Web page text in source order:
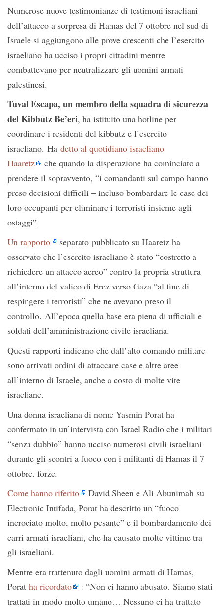
Numerose nuove testimonianze di testimoni israeliani
dell’attacco a sorpresa di Hamas del 7 ottobre nel sud di
Israele si aggiungono alle prove crescenti che l’esercito
israeliano ha ucciso i propri cittadini mentre
combattevano per neutralizzare gli uomini armati
palestinesi.
Tuval Escapa, un membro della squadra di sicurezza
del Kibbutz Be’eri, ha istituito una hotline per
coordinare i residenti del kibbutz e l’esercito
israeliano. Ha detto al quotidiano israeliano
Haaretz
che quando la disperazione ha cominciato a
prendere il sopravvento, “i comandanti sul campo hanno
preso decisioni difficili – incluso bombardare le case dei
loro occupanti per eliminare i terroristi insieme agli
ostaggi”.
Un rapporto
separato pubblicato su Haaretz ha
osservato che l’esercito israeliano è stato “costretto a
richiedere un attacco aereo” contro la propria struttura
all’interno del valico di Erez verso Gaza “al fine di
respingere i terroristi” che ne avevano preso il
controllo. All’epoca quella base era piena di ufficiali e
soldati dell’amministrazione civile israeliana.
Questi rapporti indicano che dall’alto comando militare
sono arrivati ​​ordini di attaccare case e altre aree
all’interno di Israele, anche a costo di molte vite
israeliane.
Una donna israeliana di nome Yasmin Porat ha
confermato in un’intervista con Israel Radio che i militari
“senza dubbio” hanno ucciso numerosi civili israeliani
durante gli scontri a fuoco con i militanti di Hamas il 7
ottobre. forze.
Come hanno riferito
David Sheen e Ali Abunimah su
Electronic Intifada, Porat ha descritto un “fuoco
incrociato molto, molto pesante” e il bombardamento dei
carri armati israeliani, che ha causato molte vittime tra
gli israeliani.
Mentre era trattenuto dagli uomini armati di Hamas,
Porat ha ricordato
: “Non ci hanno abusato. Siamo stati
trattati in modo molto umano… Nessuno ci ha trattato